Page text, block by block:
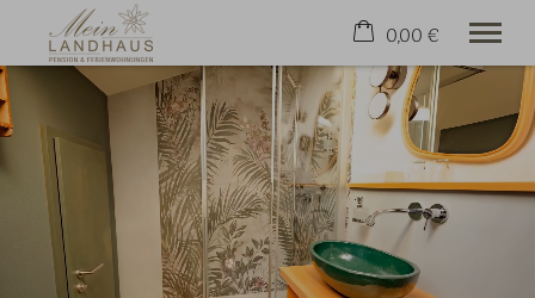
21. bis 28. August
2 Erwachsene
Gut aufgehoben
Wohnen & Preise
Freizeit
0,00 €
Warenkorb ist leer